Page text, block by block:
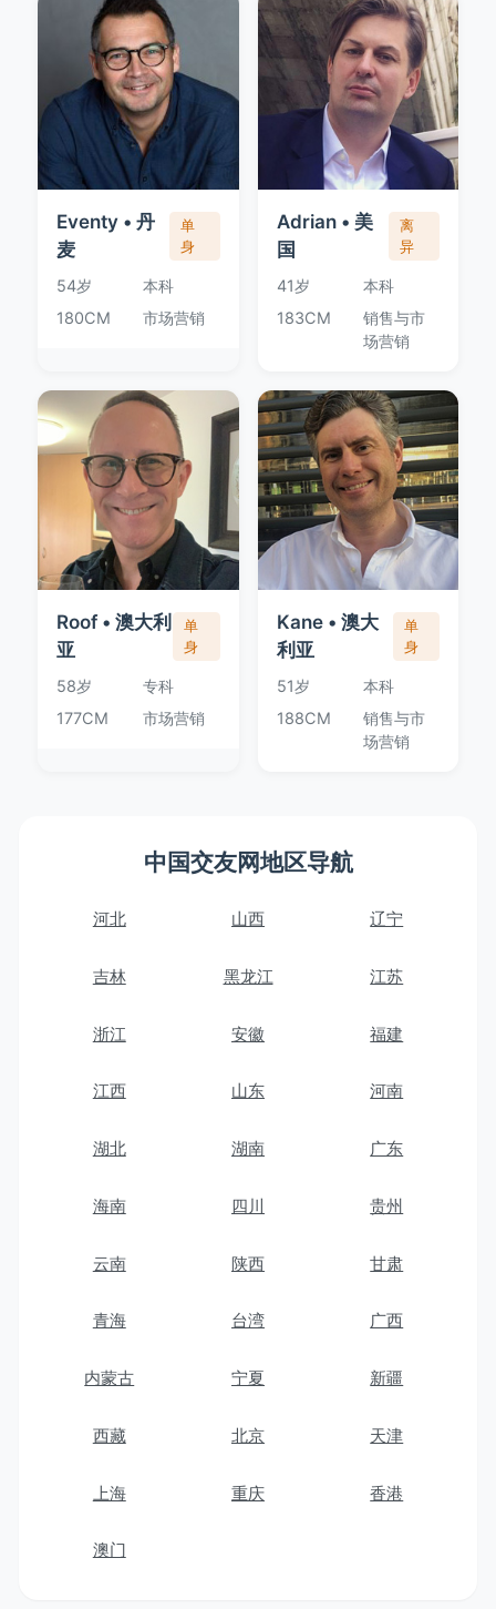
Eventy • 丹
麦
单
身
54岁
本科
180CM
市场营销
Adrian • 美
国
离
异
41岁
本科
183CM
销售与市
场营销
Roof • 澳大利
亚
单
身
58岁
专科
177CM
市场营销
Kane • 澳大
利亚
单
身
51岁
本科
188CM
销售与市
场营销
中国交友网地区导航
河北 山西 辽宁
吉林 黑龙江 江苏
浙江 安徽 福建
江西 山东 河南
湖北 湖南 广东
海南 四川 贵州
云南 陕西 甘肃
青海 台湾 广西
内蒙古 宁夏 新疆
西藏 北京 天津
上海 重庆 香港
澳门